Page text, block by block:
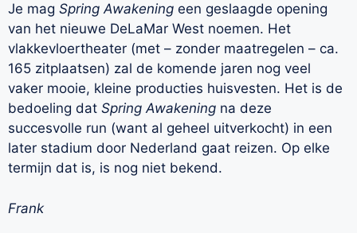
Je mag Spring Awakening een geslaagde opening
van het nieuwe DeLaMar West noemen. Het
vlakkevloertheater (met – zonder maatregelen – ca.
165 zitplaatsen) zal de komende jaren nog veel
vaker mooie, kleine producties huisvesten. Het is de
bedoeling dat Spring Awakening na deze
succesvolle run (want al geheel uitverkocht) in een
later stadium door Nederland gaat reizen. Op elke
termijn dat is, is nog niet bekend.
Frank